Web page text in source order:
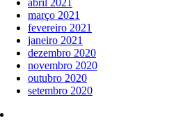
março 2021
fevereiro 2021
janeiro 2021
dezembro 2020
novembro 2020
outubro 2020
setembro 2020